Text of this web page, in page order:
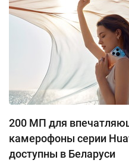
200 МП для
камерофоны серии
доступны в Беларуси